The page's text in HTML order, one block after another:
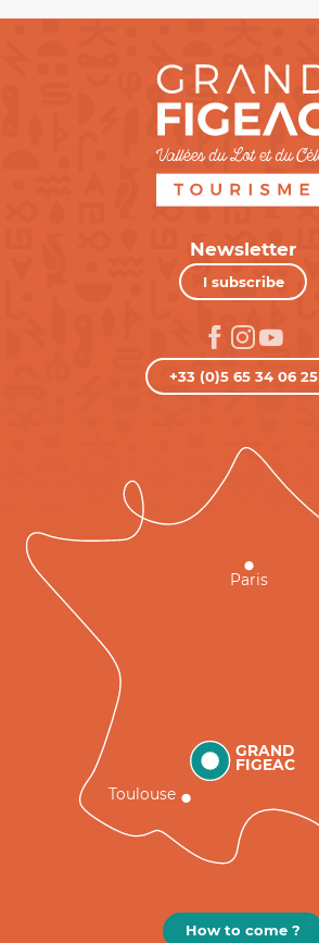
Newsletter
I subscribe
+33 (0)5 65 34 06 25
GRAND
FIGEAC
Toulouse
Paris
How to come ?